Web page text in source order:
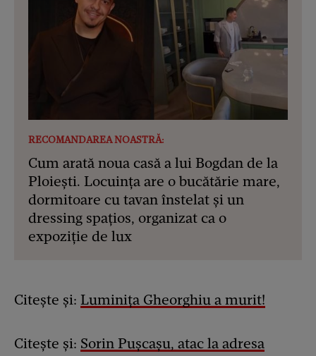
RECOMANDAREA NOASTRĂ:
Cum arată noua casă a lui Bogdan de la
Ploiești. Locuința are o bucătărie mare,
dormitoare cu tavan înstelat și un
dressing spațios, organizat ca o
expoziție de lux
Citește și: Luminița Gheorghiu a murit!
Citește și: Sorin Pușcașu, atac la adresa